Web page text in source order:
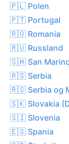
🇵🇱 Polen
🇵🇹 Portugal
🇷🇴 Romania
🇷🇺 Russland
🇸🇲 San
🇷🇸 Serbia
🇷🇸 Serbia og
🇸🇰 Slovakia
🇸🇮 Slovenia
🇪🇸 Spania